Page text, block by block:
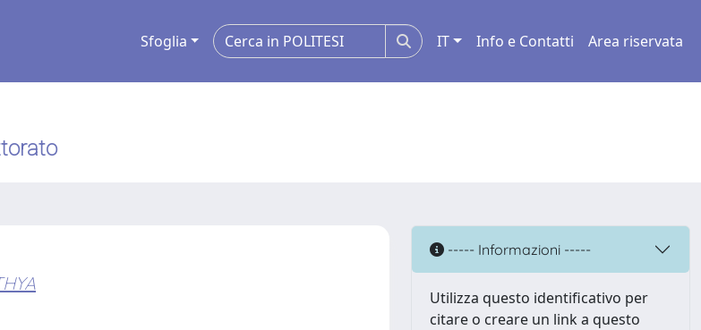
Sfoglia IT Info e Contatti Area riservata
----- Informazioni -----
Utilizza questo identificativo per
citare o creare un link a questo